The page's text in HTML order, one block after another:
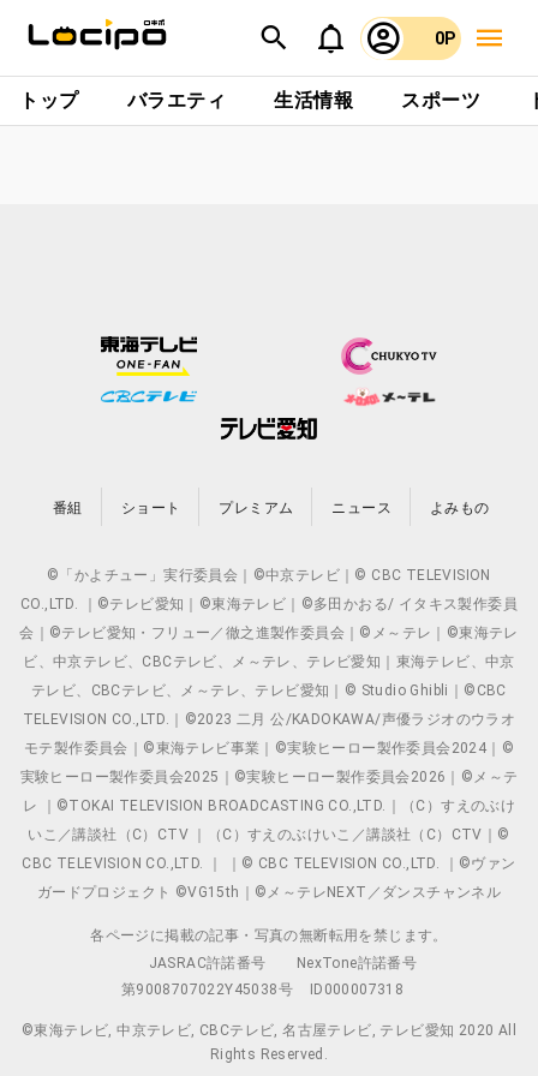
0P
トップ バラエティ 生活情報 スポーツ
番組 ショート プレミアム ニュース よみもの
©「かよチュー」実行委員会｜©中京テレビ｜© CBC TELEVISION
CO.,LTD. ｜©テレビ愛知｜©東海テレビ｜©多田かおる/ イタキス製作委員
会｜©テレビ愛知・フリュー／徹之進製作委員会｜©メ～テレ｜©東海テレ
ビ、中京テレビ、CBCテレビ、メ～テレ、テレビ愛知｜東海テレビ、中京
テレビ、CBCテレビ、メ～テレ、テレビ愛知｜© Studio Ghibli｜©CBC
TELEVISION CO.,LTD.｜©2023 二月 公/KADOKAWA/声優ラジオのウラオ
モテ製作委員会｜©東海テレビ事業｜©実験ヒーロー製作委員会2024｜©
実験ヒーロー製作委員会2025｜©実験ヒーロー製作委員会2026｜©メ～テ
レ ｜©TOKAI TELEVISION BROADCASTING CO.,LTD.｜（C）すえのぶけ
いこ／講談社（C）CTV ｜（C）すえのぶけいこ／講談社（C）CTV｜©
CBC TELEVISION CO.,LTD. ｜ ｜© CBC TELEVISION CO.,LTD. ｜©ヴァン
ガードプロジェクト ©VG15th｜©メ～テレNEXT／ダンスチャンネル
各ページに掲載の記事・写真の無断転用を禁じます。
JASRAC許諾番号
NexTone許諾番号
第9008707022Y45038号
ID000007318
©東海テレビ, 中京テレビ, CBCテレビ, 名古屋テレビ, テレビ愛知 2020 All
Rights Reserved.